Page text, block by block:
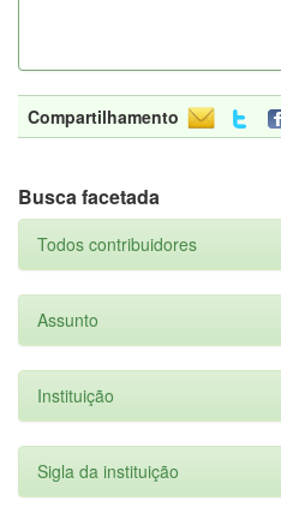
Compartilhamento
Busca facetada
Todos contribuidores
Assunto
Instituição
Sigla da instituição